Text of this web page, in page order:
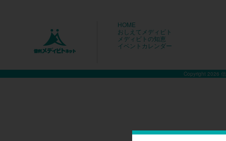
HOME
おしえてメディビト
メディビトの知恵
イベントカレンダー
Copyright 2026